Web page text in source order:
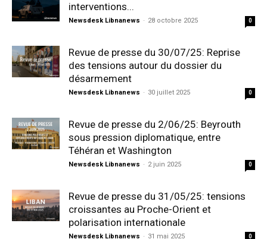
interventions...
Newsdesk Libnanews - 28 octobre 2025 0
Revue de presse du 30/07/25: Reprise
des tensions autour du dossier du
désarmement
Newsdesk Libnanews - 30 juillet 2025 0
Revue de presse du 2/06/25: Beyrouth
sous pression diplomatique, entre
Téhéran et Washington
Newsdesk Libnanews - 2 juin 2025 0
Revue de presse du 31/05/25: tensions
croissantes au Proche-Orient et
polarisation internationale
Newsdesk Libnanews - 31 mai 2025 0